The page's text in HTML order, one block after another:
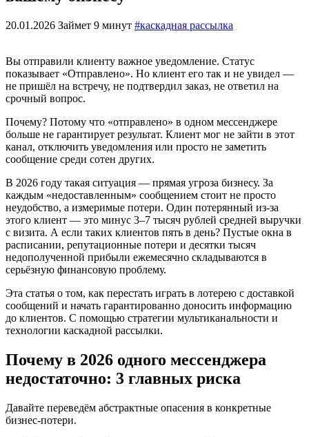
20.01.2026 Займет 9 минут #каскадная рассылка
Вы отправили клиенту важное уведомление. Статус
показывает «Отправлено». Но клиент его так и не увидел —
не пришёл на встречу, не подтвердил заказ, не ответил на
срочный вопрос.
Почему? Потому что «отправлено» в одном мессенджере
больше не гарантирует результат. Клиент мог не зайти в этот
канал, отключить уведомления или просто не заметить
сообщение среди сотен других.
В 2026 году такая ситуация — прямая угроза бизнесу. За
каждым «недоставленным» сообщением стоит не просто
неудобство, а измеримые потери. Один потерянный из-за
этого клиент — это минус 3–7 тысяч рублей средней выручки
с визита. А если таких клиентов пять в день? Пустые окна в
расписании, репутационные потери и десятки тысяч
недополученной прибыли ежемесячно складываются в
серьёзную финансовую проблему.
Эта статья о том, как перестать играть в лотерею с доставкой
сообщений и начать гарантированно доносить информацию
до клиентов. С помощью стратегии мультиканальности и
технологии каскадной рассылки.
Почему в 2026 одного мессенджера
недостаточно: 3 главных риска
Давайте переведём абстрактные опасения в конкретные
бизнес-потери.